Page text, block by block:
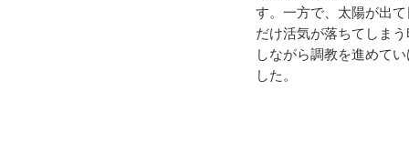
す。一方で、太陽が出
だけ活気が落ちてしま
しながら調教を進めて
した。